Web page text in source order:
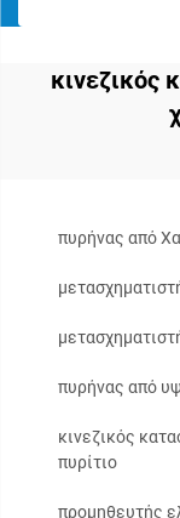
κινεζικός
πυρήνας από
πυρήνας από
κινεζικός
πυρίτιο
προμηθευτής